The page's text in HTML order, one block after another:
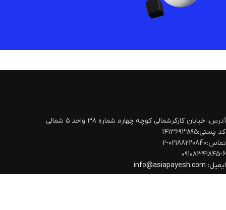
آدرس: خیابان کارگرشمالی کوچه چهارم‍ شماره ۳۸ واحد ۵ شمالی
کد پستی:۱۴۱۳۶۹۳۸۹۵
تماس: 02188220840-2
۰۹۱۰۸۳۴۱۸۴۵-۶
ایمیل: